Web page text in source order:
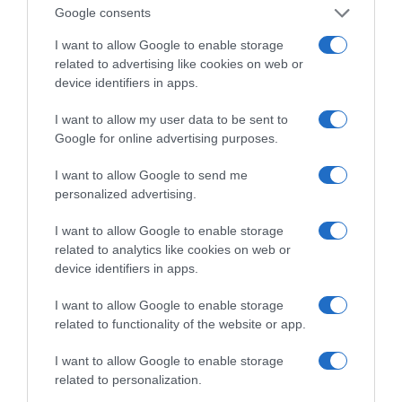
Google consents
I want to allow Google to enable storage
related to advertising like cookies on web or
device identifiers in apps.
I want to allow my user data to be sent to
Google for online advertising purposes.
I want to allow Google to send me
personalized advertising.
I want to allow Google to enable storage
related to analytics like cookies on web or
device identifiers in apps.
I want to allow Google to enable storage
related to functionality of the website or app.
I want to allow Google to enable storage
related to personalization.
μια Ευρώπη πιο δίκαιη και αυτάρκη, που να
δημιουργεί ευημερία, να παρέχει σταθερότητα
και να προσφέρει ποιότητα ζωής.
Χρ. Τσιλώνης: Συνεχής
δικαίωση
Β. Ζωγράφος: Το
ελληνικό ψηφιακό
πρόληψης των
δασικών πυρκαγιών